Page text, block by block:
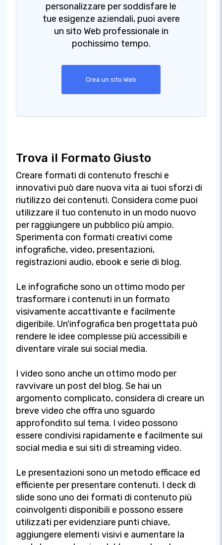
personalizzare per soddisfare le
tue esigenze aziendali, puoi avere
un sito Web professionale in
pochissimo tempo.
Crea un sito Web
Trova il Formato Giusto
Creare formati di contenuto freschi e
innovativi può dare nuova vita ai tuoi sforzi di
riutilizzo dei contenuti. Considera come puoi
utilizzare il tuo contenuto in un modo nuovo
per raggiungere un pubblico più ampio.
Sperimenta con formati creativi come
infografiche, video, presentazioni,
registrazioni audio, ebook e serie di blog.
Le infografiche sono un ottimo modo per
trasformare i contenuti in un formato
visivamente accattivante e facilmente
digeribile. Un'infografica ben progettata può
rendere le idee complesse più accessibili e
diventare virale sui social media.
I video sono anche un ottimo modo per
ravvivare un post del blog. Se hai un
argomento complicato, considera di creare un
breve video che offra uno sguardo
approfondito sul tema. I video possono
essere condivisi rapidamente e facilmente sui
social media e sui siti di streaming video.
Le presentazioni sono un metodo efficace ed
efficiente per presentare contenuti. I deck di
slide sono uno dei formati di contenuto più
coinvolgenti disponibili e possono essere
utilizzati per evidenziare punti chiave,
aggiungere elementi visivi e aumentare la